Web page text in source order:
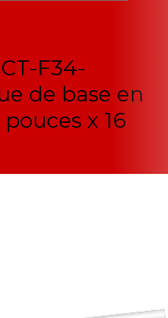
F34-
de base en
x 16